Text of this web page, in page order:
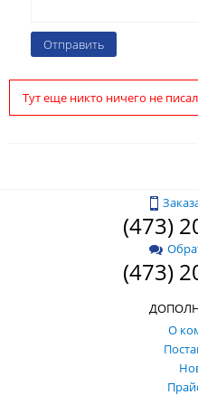
Тут еще никто ничего не
(473)
(473)
О